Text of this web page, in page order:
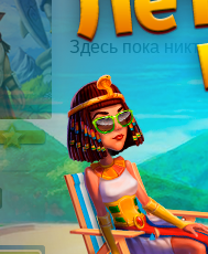
Здесь пока